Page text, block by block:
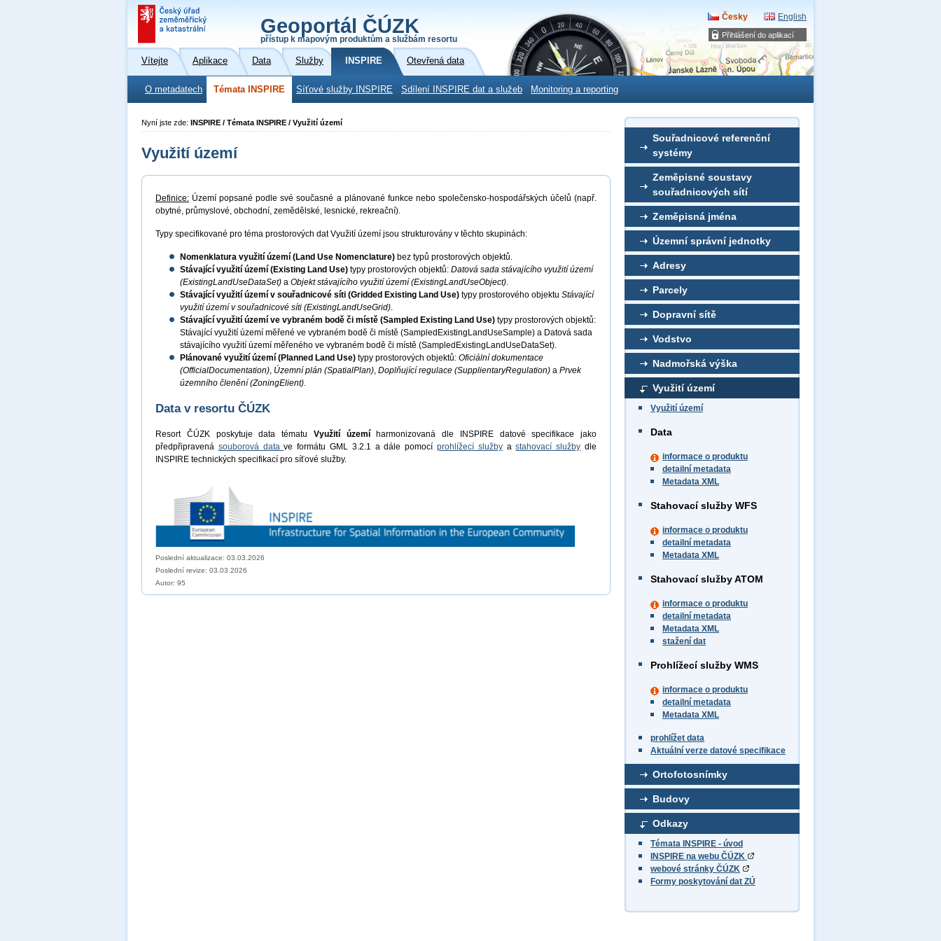
Přihlášení do aplikací
Geoportál ČÚZK
přístup k mapovým produktům a službám resortu
Česky English
Vítejte Aplikace Data Služby INSPIRE Otevřená data
O metadatech Témata INSPIRE Síťové služby INSPIRE Sdílení INSPIRE dat a služeb Monitoring a reporting
Souřadnicové referenční
systémy
Zeměpisné soustavy
souřadnicových sítí
Zeměpisná jména
Územní správní jednotky
Adresy
Parcely
Dopravní sítě
Vodstvo
Nadmořská výška
Využití území
Využití území
Data
informace o produktu
detailní metadata
Metadata XML
Stahovací služby WFS
informace o produktu
detailní metadata
Metadata XML
Stahovací služby ATOM
informace o produktu
detailní metadata
Metadata XML
stažení dat
Prohlížecí služby WMS
informace o produktu
detailní metadata
Metadata XML
prohlížet data
Aktuální verze datové specifikace
Ortofotosnímky
Budovy
Odkazy
Témata INSPIRE - úvod
INSPIRE na webu ČÚZK
webové stránky ČÚZK
Formy poskytování dat ZÚ
Nyní jste zde: INSPIRE / Témata INSPIRE / Využití území
Využití území
Definice: Území popsané podle své současné a plánované funkce nebo společensko-hospodářských účelů (např.
obytné, průmyslové, obchodní, zemědělské, lesnické, rekreační).
Typy specifikované pro téma prostorových dat Využití území jsou strukturovány v těchto skupinách:
Nomenklatura využití území (Land Use Nomenclature) bez typů prostorových objektů.
Stávající využití území (Existing Land Use) typy prostorových objektů: Datová sada stávajícího využití území
(ExistingLandUseDataSet) a Objekt stávajícího využití území (ExistingLandUseObject).
Stávající využití území v souřadnicové síti (Gridded Existing Land Use) typy prostorového objektu Stávající
využití území v souřadnicové síti (ExistingLandUseGrid).
Stávající využití území ve vybraném bodě či místě (Sampled Existing Land Use) typy prostorových objektů:
Stávající využití území měřené ve vybraném bodě či místě (SampledExistingLandUseSample) a Datová sada
stávajícího využití území měřeného ve vybraném bodě či místě (SampledExistingLandUseDataSet).
Plánované využití území (Planned Land Use) typy prostorových objektů: Oficiální dokumentace
(OfficialDocumentation), Územní plán (SpatialPlan), Doplňující regulace (SupplientaryRegulation) a Prvek
územního členění (ZoningElient).
Data v resortu ČÚZK
Resort ČÚZK poskytuje data tématu Využití územíharmonizovaná dle INSPIRE datové specifikace jako
předpřipravená souborová datave formátu GML 3.2.1 a dále pomocíprohlížecí službyastahovací služby dle
INSPIRE technických specifikací pro síťové služby.
Poslední aktualizace: 03.03.2026
Poslední revize: 03.03.2026
Autor: 95